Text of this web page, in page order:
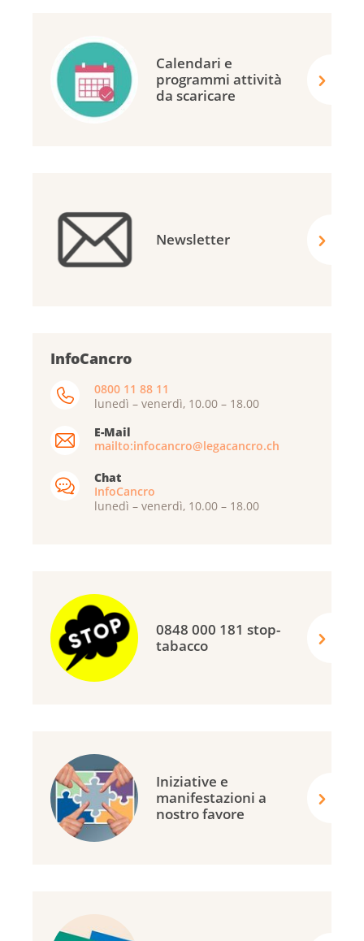
Calendari e
programmi attività
da scaricare
Newsletter
InfoCancro
0800 11 88 11
lunedì – venerdì, 10.00 – 18.00
E-Mail
mailto:infocancro@legacancro.ch
Chat
InfoCancro
lunedì – venerdì, 10.00 – 18.00
0848 000 181 stop-
tabacco
Iniziative e
manifestazioni a
nostro favore